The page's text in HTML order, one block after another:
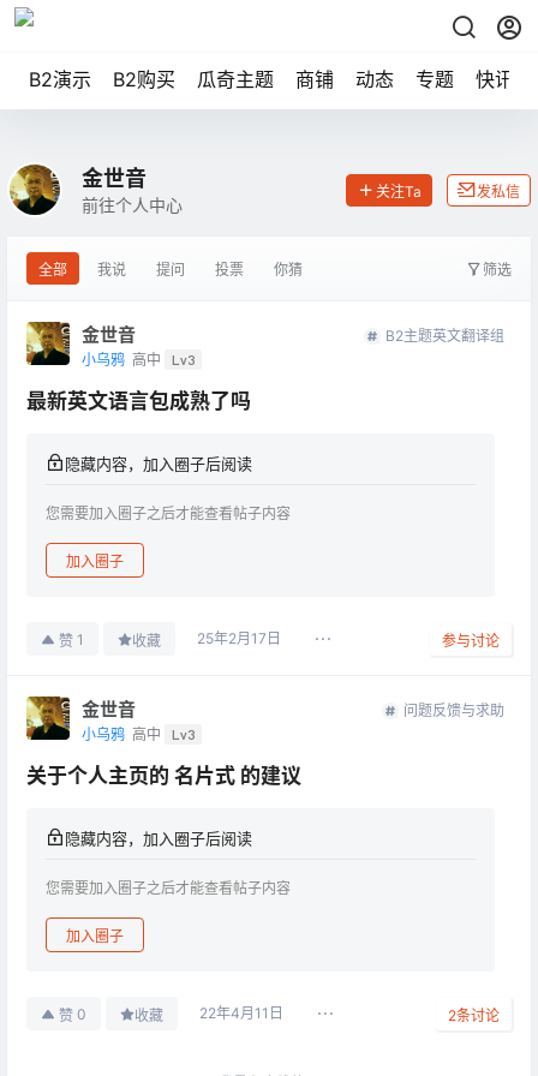
B2演示 B2购买 瓜奇主题 商铺 动态 专题 快讯
金世音
前往个人中心
关注Ta 发私信
全部 我说 提问 投票 你猜 筛选
金世音
小乌鸦 高中 Lv3
B2主题英文翻译组
最新英文语言包成熟了吗
隐藏内容，加入圈子后阅读
您需要加入圈子之后才能查看帖子内容
加入圈子
赞 1 收藏 25年2月17日 参与讨论
金世音
小乌鸦 高中 Lv3
问题反馈与求助
关于个人主页的 名片式 的建议
隐藏内容，加入圈子后阅读
您需要加入圈子之后才能查看帖子内容
加入圈子
赞 0 收藏 22年4月11日 2条讨论